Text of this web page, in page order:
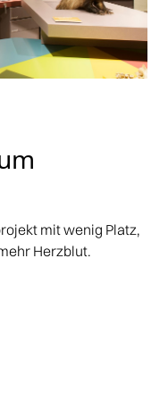
mit wenig Platz,
Herzblut.